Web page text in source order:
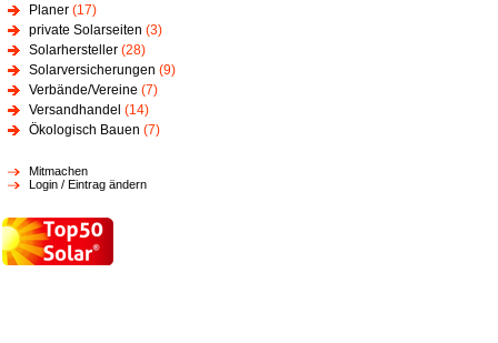
Planer (17)
private Solarseiten (3)
Solarhersteller (28)
Solarversicherungen (9)
Verbände/Vereine (7)
Versandhandel (14)
Ökologisch Bauen (7)
Mitmachen
Login / Eintrag ändern